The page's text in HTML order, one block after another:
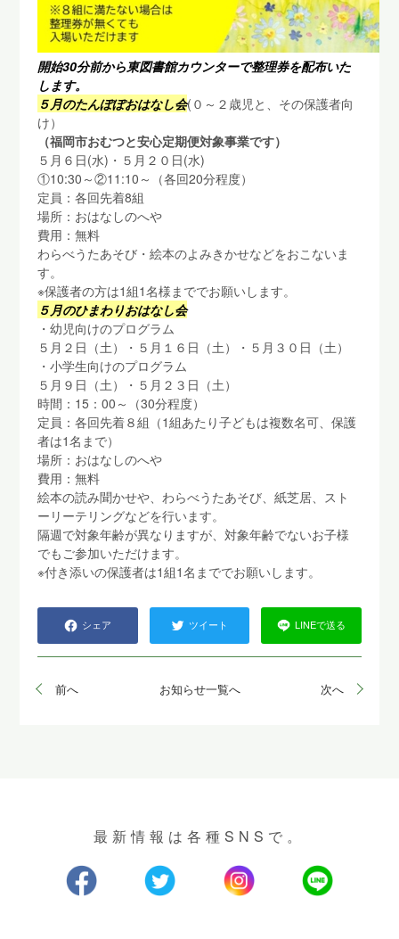
開始30分前から東図書館カウンターで整理券を配布いた
します。
５月のたんぽぽおはなし会(０～２歳児と、その保護者向
け）
（福岡市おむつと安心定期便対象事業です）
５月６日(水)・５月２０日(水)
①10:30～②11:10～（各回20分程度）
定員：各回先着8組
場所：おはなしのへや
費用：無料
わらべうたあそび・絵本のよみきかせなどをおこないま
す。
※保護者の方は1組1名様まででお願いします。
５月のひまわりおはなし会
・幼児向けのプログラム
５月２日（土）・５月１６日（土）・５月３０日（土）
・小学生向けのプログラム
５月９日（土）・５月２３日（土）
時間：15：00～（30分程度）
定員：各回先着８組（1組あたり子どもは複数名可、保護
者は1名まで）
場所：おはなしのへや
費用：無料
絵本の読み聞かせや、わらべうたあそび、紙芝居、スト
ーリーテリングなどを行います。
隔週で対象年齢が異なりますが、対象年齢でないお子様
でもご参加いただけます。
※付き添いの保護者は1組1名まででお願いします。
シェア ツイート LINEで送る
前へ お知らせ一覧へ 次へ
最新情報は各種SNSで。